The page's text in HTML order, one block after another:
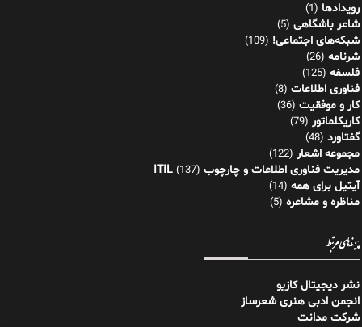
رویدادها (1)
شاعر باشگاهی (5)
شبکه‌های اجتماعی! (109)
شرنامه (26)
فلسفه (125)
فناوری اطلاعات (8)
کار و موفقیت (36)
کاریکلماتور (79)
گفتاورد (48)
مجموعه اشعار (122)
مدیریت فناوری اطلاعات و چارچوب ITIL (137)
آیتیل برای همه (14)
مناظره و مشاعره (5)
پیوندهای مرتبط
نشر دیجیتال کازیو
انجمن ادبی هنری شعرساز
شرکت مدانت